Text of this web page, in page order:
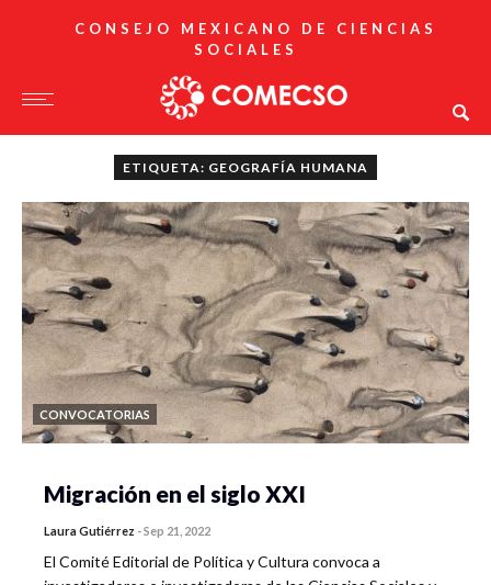
CONSEJO MEXICANO DE CIENCIAS
SOCIALES
ETIQUETA: GEOGRAFÍA HUMANA
CONVOCATORIAS
Migración en el siglo XXI
Laura Gutiérrez -Sep 21, 2022
El Comité Editorial de Política y Cultura convoca a